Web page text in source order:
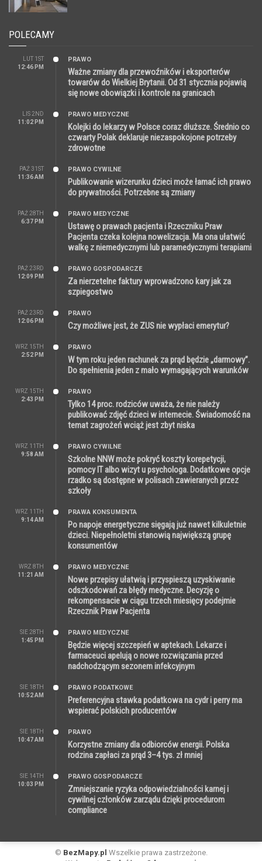
POLECAMY
LUT 1ST
12:46 PM
PRAWO
Ważne zmiany dla przewoźników i eksporterów
towarów do Wielkiej Brytanii. Od 31 stycznia pojawią
się nowe obowiązki i kontrole na granicach
LIS 2ND
11:02 PM
PRAWO MEDYCZNE
Kolejki do lekarzy w Polsce coraz dłuższe. Średnio co
czwarty Polak deklaruje niezaspokojone potrzeby
zdrowotne
PAŹ 31ST
11:36 AM
PRAWO CYWILNE
Publikowanie wizerunku dzieci może łamać ich prawo
do prywatności. Potrzebne są zmiany
PAŹ 28TH
6:37 PM
PRAWO MEDYCZNE
Ustawę o prawach pacjenta i Rzeczniku Praw
Pacjenta czeka kolejna nowelizacja. Ma ona ułatwić
walkę z niemedycznymi lub paramedycznymi terapiami
PAŹ 23RD
12:09 PM
PRAWO GOSPODARCZE
Za nierzetelne faktury wprowadzono kary jak za
szpiegostwo
PAŹ 23RD
12:06 PM
PRAWO
Czy możliwe jest, że ZUS nie wypłaci emerytur?
WRZ 15TH
2:52 PM
PRAWO
W tym roku jeden rachunek za prąd będzie „darmowy”.
Do spełnienia jeden z mało wymagających warunków
WRZ 15TH
2:43 PM
PRAWO
Tylko 14 proc. rodziców uważa, że nie należy
publikować zdjęć dzieci w internecie. Świadomość na
temat zagrożeń wciąż jest zbyt niska
WRZ 11TH
9:58 AM
PRAWO CYWILNE
Szkolne NNW może pokryć koszty korepetycji,
pomocy IT albo wizyt u psychologa. Dodatkowe opcje
rzadko są dostępne w polisach zawieranych przez
szkoły
WRZ 11TH
9:14 AM
PRAWA KONSUMENTA
Po napoje energetyczne sięgają już nawet kilkuletnie
dzieci. Niepełnoletni stanowią największą grupę
konsumentów
WRZ 8TH
11:21 AM
PRAWO MEDYCZNE
Nowe przepisy ułatwią i przyspieszą uzyskiwanie
odszkodowań za błędy medyczne. Decyzję o
rekompensacie w ciągu trzech miesięcy podejmie
Rzecznik Praw Pacjenta
SIE 28TH
1:45 PM
PRAWO MEDYCZNE
Będzie więcej szczepień w aptekach. Lekarze i
farmaceuci apelują o nowe rozwiązania przed
nadchodzącym sezonem infekcyjnym
SIE 18TH
10:52 AM
PRAWO PODATKOWE
Preferencyjna stawka podatkowa na cydr i perry ma
wspierać polskich producentów
SIE 18TH
10:47 AM
PRAWO
Korzystne zmiany dla odbiorców energii. Polska
rodzina zapłaci za prąd 3–4 tys. zł mniej
SIE 14TH
10:03 PM
PRAWO GOSPODARCZE
Zmniejszanie ryzyka odpowiedzialności karnej i
cywilnej członków zarządu dzięki procedurom
compliance
© BezMapy.pl Wszelkie prawa zastrzeżone.